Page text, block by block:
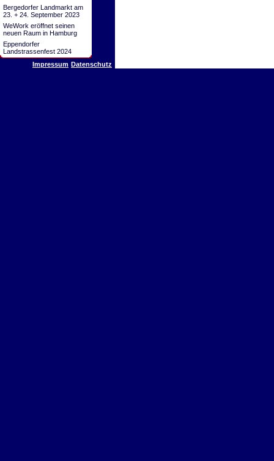
Bergedorfer Landmarkt am
23. + 24. September 2023
WeWork eröffnet seinen
neuen Raum in Hamburg
Eppendorfer
Landstrassenfest 2024
Impressum Datenschutz